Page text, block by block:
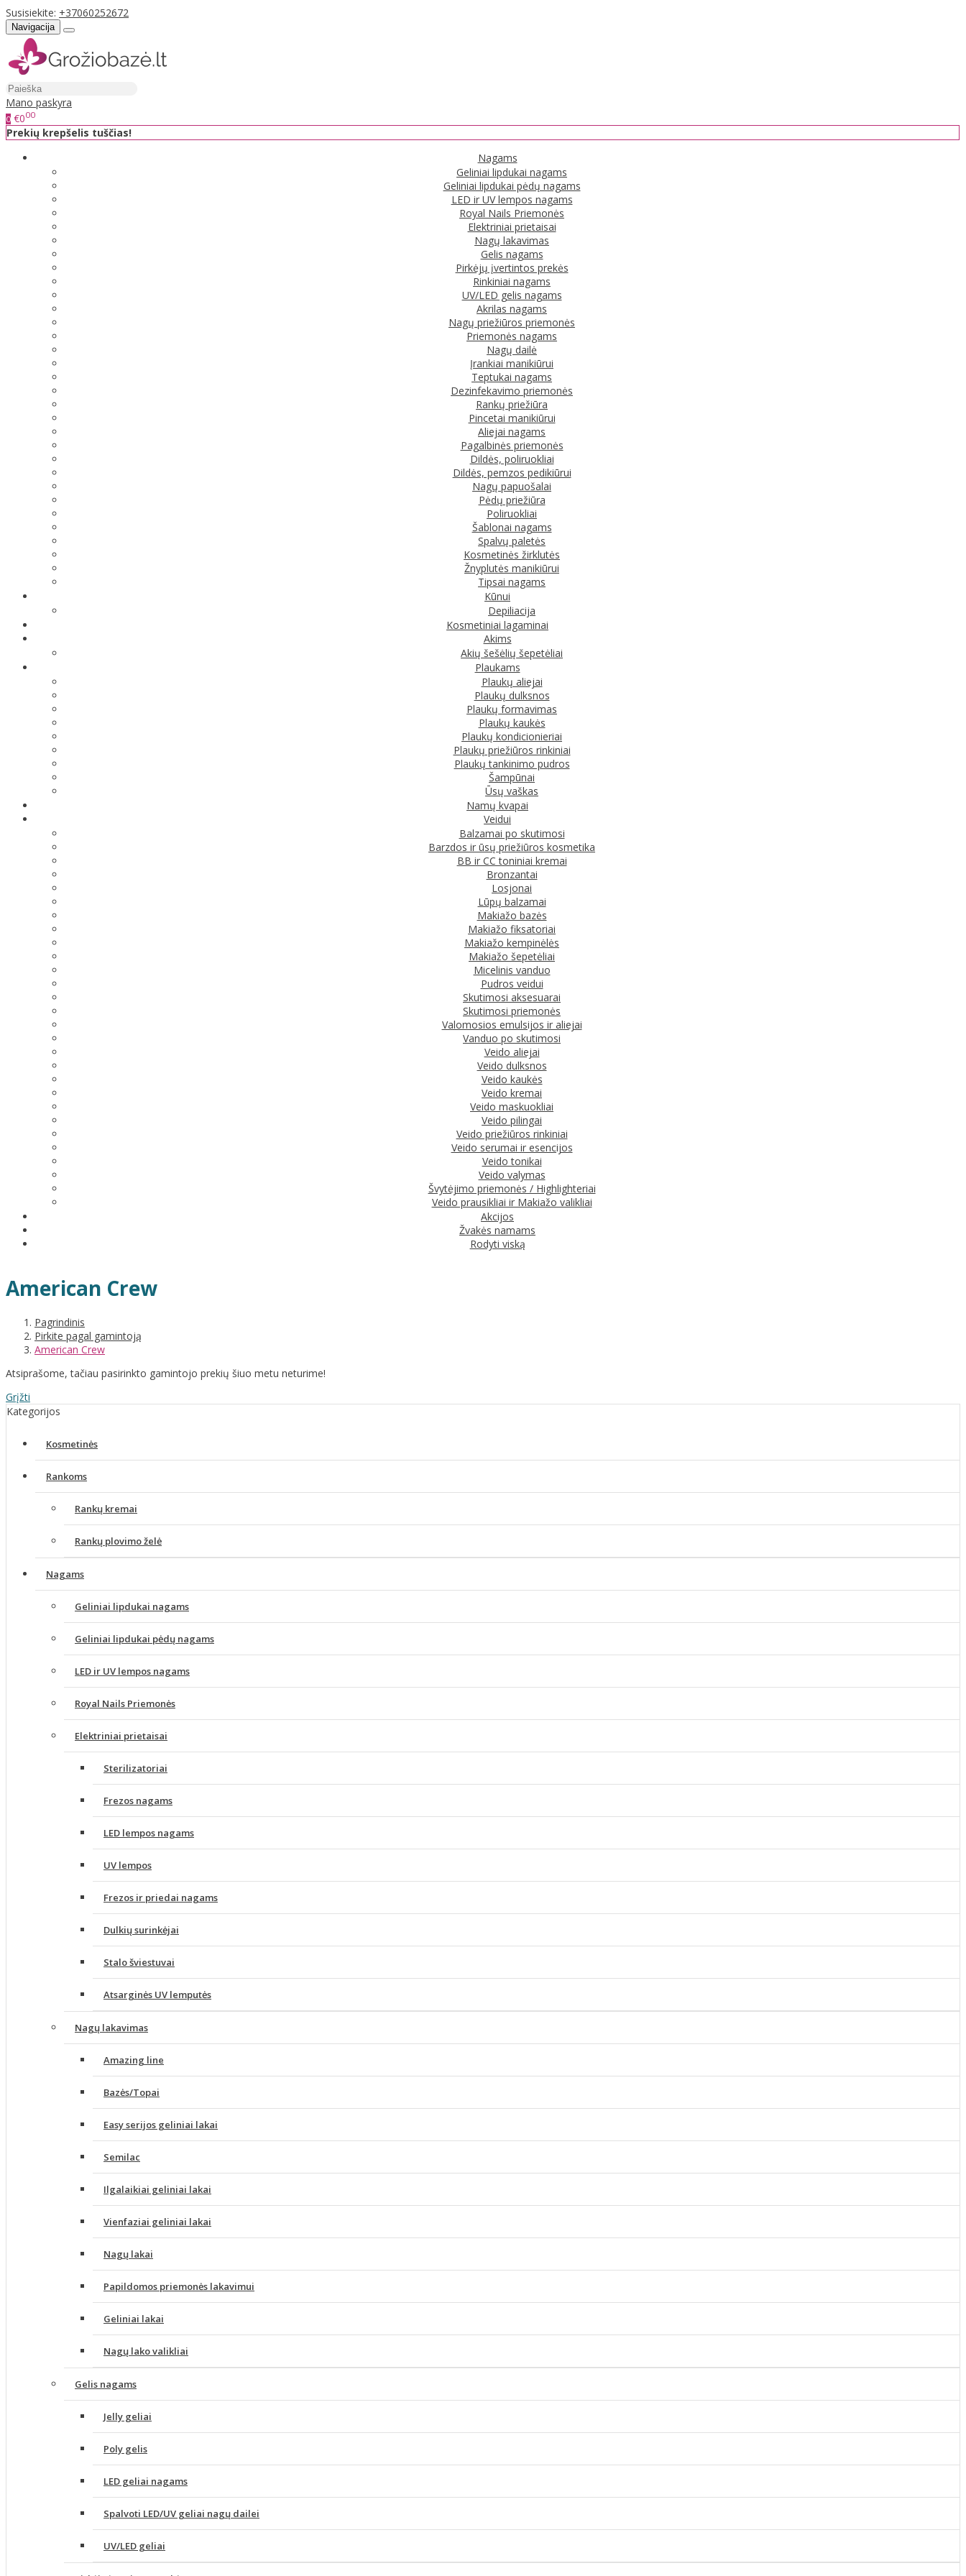
Susisiekite: +37060252672
Navigacija
Mano paskyra
0 €000
Prekių krepšelis tuščias!
Nagams
Geliniai lipdukai nagams
Geliniai lipdukai pėdų nagams
LED ir UV lempos nagams
Royal Nails Priemonės
Elektriniai prietaisai
Nagų lakavimas
Gelis nagams
Pirkėjų įvertintos prekės
Rinkiniai nagams
UV/LED gelis nagams
Akrilas nagams
Nagų priežiūros priemonės
Priemonės nagams
Nagų dailė
Įrankiai manikiūrui
Teptukai nagams
Dezinfekavimo priemonės
Rankų priežiūra
Pincetai manikiūrui
Aliejai nagams
Pagalbinės priemonės
Dildės, poliruokliai
Dildės, pemzos pedikiūrui
Nagų papuošalai
Pėdų priežiūra
Poliruokliai
Šablonai nagams
Spalvų paletės
Kosmetinės žirklutės
Žnyplutės manikiūrui
Tipsai nagams
Kūnui
Depiliacija
Kosmetiniai lagaminai
Akims
Akių šešėlių šepetėliai
Plaukams
Plaukų aliejai
Plaukų dulksnos
Plaukų formavimas
Plaukų kaukės
Plaukų kondicionieriai
Plaukų priežiūros rinkiniai
Plaukų tankinimo pudros
Šampūnai
Ūsų vaškas
Namų kvapai
Veidui
Balzamai po skutimosi
Barzdos ir ūsų priežiūros kosmetika
BB ir CC toniniai kremai
Bronzantai
Losjonai
Lūpų balzamai
Makiažo bazės
Makiažo fiksatoriai
Makiažo kempinėlės
Makiažo šepetėliai
Micelinis vanduo
Pudros veidui
Skutimosi aksesuarai
Skutimosi priemonės
Valomosios emulsijos ir aliejai
Vanduo po skutimosi
Veido aliejai
Veido dulksnos
Veido kaukės
Veido kremai
Veido maskuokliai
Veido pilingai
Veido priežiūros rinkiniai
Veido serumai ir esencijos
Veido tonikai
Veido valymas
Švytėjimo priemonės / Highlighteriai
Veido prausikliai ir Makiažo valikliai
Akcijos
Žvakės namams
Rodyti viską
American Crew
Pagrindinis
Pirkite pagal gamintoją
American Crew
Atsiprašome, tačiau pasirinkto gamintojo prekių šiuo metu neturime!
Grįžti
Kategorijos
Kosmetinės
Rankoms
Rankų kremai
Rankų plovimo želė
Nagams
Geliniai lipdukai nagams
Geliniai lipdukai pėdų nagams
LED ir UV lempos nagams
Royal Nails Priemonės
Elektriniai prietaisai
Sterilizatoriai
Frezos nagams
LED lempos nagams
UV lempos
Frezos ir priedai nagams
Dulkių surinkėjai
Stalo šviestuvai
Atsarginės UV lemputės
Nagų lakavimas
Amazing line
Bazės/Topai
Easy serijos geliniai lakai
Semilac
Ilgalaikiai geliniai lakai
Vienfaziai geliniai lakai
Nagų lakai
Papildomos priemonės lakavimui
Geliniai lakai
Nagų lako valikliai
Gelis nagams
Jelly geliai
Poly gelis
LED geliai nagams
Spalvoti LED/UV geliai nagų dailei
UV/LED geliai